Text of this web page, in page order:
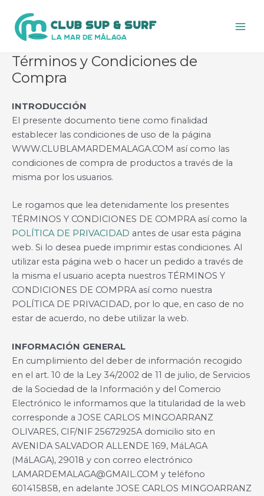
contenido
Términos y Condiciones de
Compra
INTRODUCCIÓN
El presente documento tiene como finalidad
establecer las condiciones de uso de la página
WWW.CLUBLAMARDEMALAGA.COM así como las
condiciones de compra de productos a través de la
misma por los usuarios.
Le rogamos que lea detenidamente los presentes
TÉRMINOS Y CONDICIONES DE COMPRA así como la
POLÍTICA DE PRIVACIDAD antes de usar esta página
web. Si lo desea puede imprimir estas condiciones. Al
utilizar esta página web o hacer un pedido a través de
la misma el usuario acepta nuestros TÉRMINOS Y
CONDICIONES DE COMPRA así como nuestra
POLÍTICA DE PRIVACIDAD, por lo que, en caso de no
estar de acuerdo, no debe utilizar la web.
INFORMACIÓN GENERAL
En cumplimiento del deber de información recogido
en el art. 10 de la Ley 34/2002 de 11 de julio, de Servicios
de la Sociedad de la Información y del Comercio
Electrónico le informamos que la titularidad de la web
corresponde a JOSE CARLOS MINGOARRANZ
OLIVARES, CIF/NIF 25672925A domicilio sito en
AVENIDA SALVADOR ALLENDE 169, MáLAGA
(MáLAGA), 29018 y con correo electrónico
LAMARDEMALAGA@GMAIL.COM y teléfono
601415858, en adelante JOSE CARLOS MINGOARRANZ